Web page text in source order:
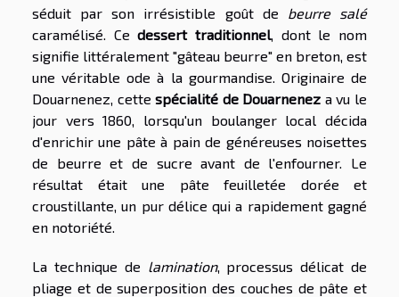
séduit par son irrésistible goût de beurre salé
caramélisé. Cedessert traditionnel, dont le nom
signifie littéralement "gâteau beurre" en breton, est
une véritable ode à la gourmandise. Originaire de
Douarnenez, cettespécialité de Douarnenez a vu le
jour vers 1860, lorsqu'un boulanger local décida
d'enrichir une pâte à pain de généreuses noisettes
de beurre et de sucre avant de l'enfourner. Le
résultat était une pâte feuilletée dorée et
croustillante, un pur délice qui a rapidement gagné
en notoriété.
La technique de lamination, processus délicat de
pliage et de superposition des couches de pâte et